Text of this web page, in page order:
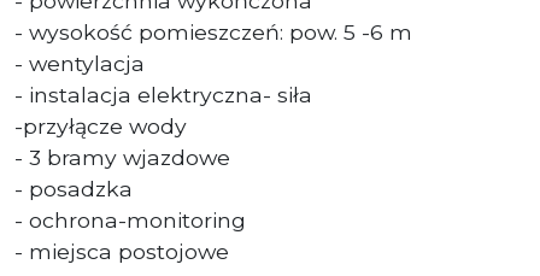
- wysokość pomieszczeń: pow. 5 -6 m
- wentylacja
- instalacja elektryczna- siła
-przyłącze wody
- 3 bramy wjazdowe
- posadzka
- ochrona-monitoring
- miejsca postojowe